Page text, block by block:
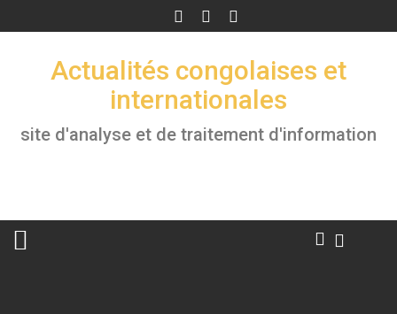
to
Actualités congolaises et
internationales
site d'analyse et de traitement d'information